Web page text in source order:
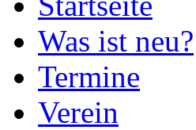
Was ist neu?
Termine
Verein